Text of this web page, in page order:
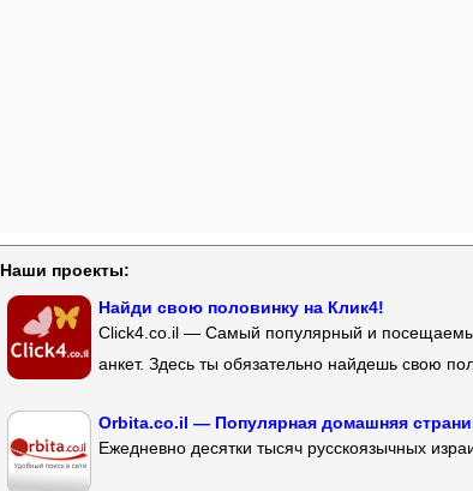
Наши проекты:
Найди свою половинку на Клик4!
Click4.co.il — Самый популярный и
анкет. Здесь ты обязательно найдешь свою
Orbita.co.il — Популярная домашняя
Ежедневно десятки тысяч русскоязычных